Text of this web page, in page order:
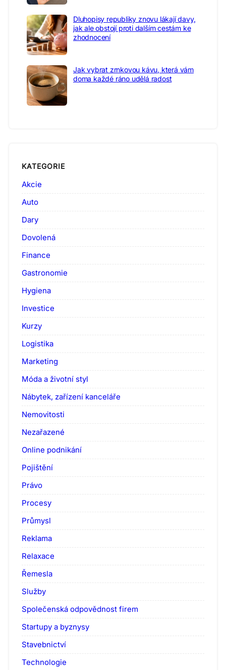
Dluhopisy republiky znovu lákají davy,
jak ale obstojí proti dalším cestám ke
zhodnocení
Jak vybrat zrnkovou kávu, která vám
doma každé ráno udělá radost
KATEGORIE
Akcie
Auto
Dary
Dovolená
Finance
Gastronomie
Hygiena
Investice
Kurzy
Logistika
Marketing
Móda a životní styl
Nábytek, zařízení kanceláře
Nemovitosti
Nezařazené
Online podnikání
Pojištění
Právo
Procesy
Průmysl
Reklama
Relaxace
Řemesla
Služby
Společenská odpovědnost firem
Startupy a byznysy
Stavebnictví
Technologie